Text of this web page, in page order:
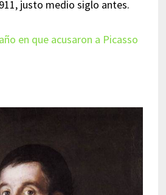
justo medio siglo antes.
en que acusaron a Picasso